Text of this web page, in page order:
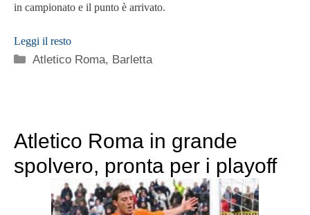
in campionato e il punto è arrivato.
Leggi il resto
Categorie
Atletico Roma, Barletta
Atletico Roma in grande
spolvero, pronta per i playoff